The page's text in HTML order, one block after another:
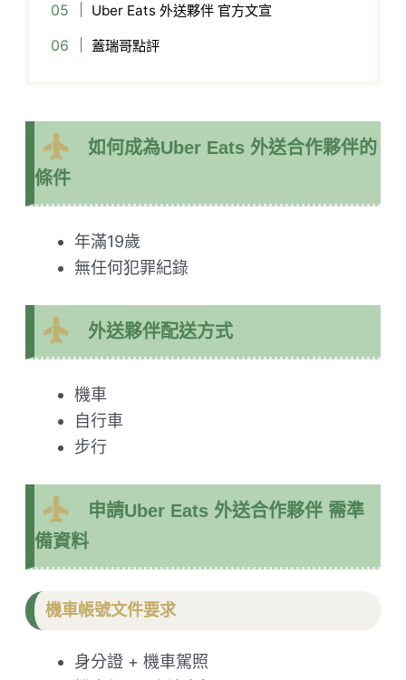
Uber Eats 外送夥伴 官方文宣
蓋瑞哥點評
如何成為Uber Eats 外送合作夥伴的
條件
年滿19歲
無任何犯罪紀錄
外送夥伴配送方式
機車
自行車
步行
申請Uber Eats 外送合作夥伴 需準
備資料
機車帳號文件要求
身分證 + 機車駕照